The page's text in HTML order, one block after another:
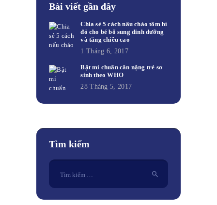
Bài viết gần đây
Chia sẻ 5 cách nấu cháo tôm bí
đỏ cho bé bổ sung dinh dưỡng
và tăng chiều cao
1 Tháng 6, 2017
Bật mí chuẩn cân nặng trẻ sơ
sinh theo WHO
28 Tháng 5, 2017
Tìm kiếm
Tìm
kiếm